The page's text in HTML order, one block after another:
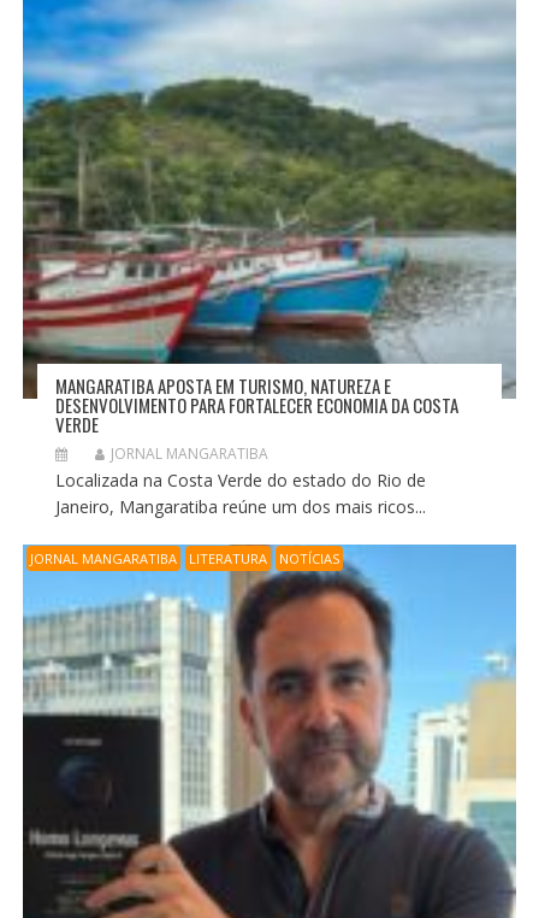
MANGARATIBA APOSTA EM TURISMO, NATUREZA E
DESENVOLVIMENTO PARA FORTALECER ECONOMIA DA COSTA
VERDE
JORNAL MANGARATIBA
Localizada na Costa Verde do estado do Rio de
Janeiro, Mangaratiba reúne um dos mais ricos...
JORNAL MANGARATIBA LITERATURA NOTÍCIAS